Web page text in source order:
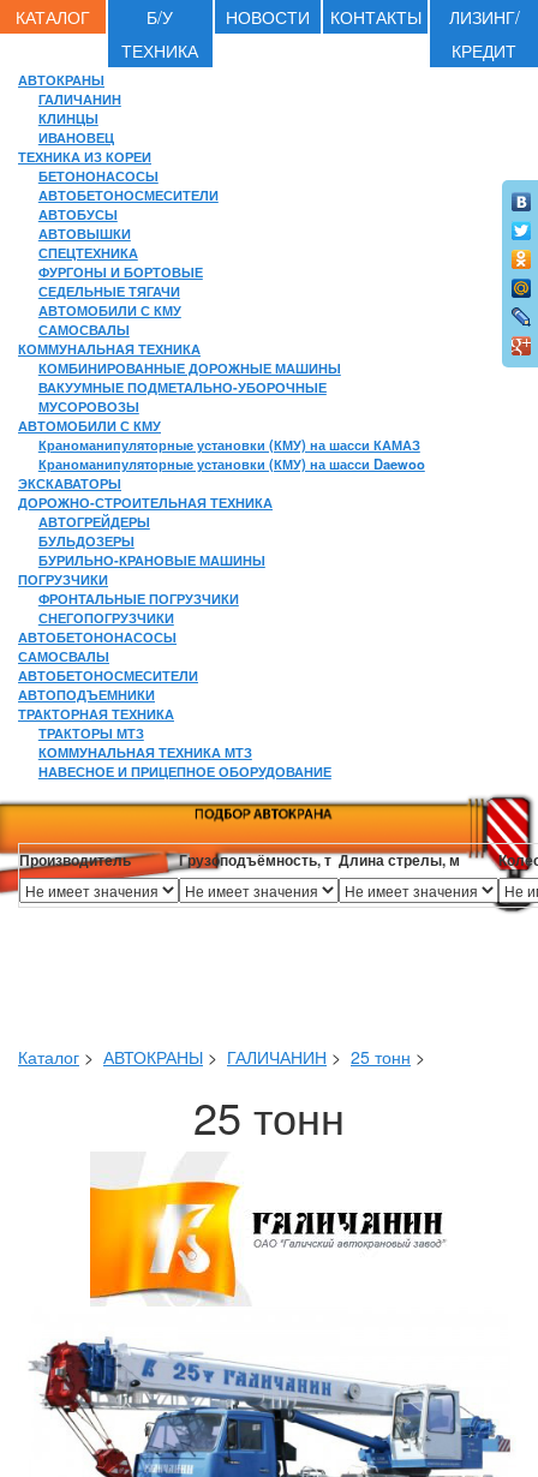
КАТАЛОГ
Б/У
ТЕХНИКА
НОВОСТИ КОНТАКТЫ
ЛИЗИНГ/
КРЕДИТ
АВТОКРАНЫ
ГАЛИЧАНИН
КЛИНЦЫ
ИВАНОВЕЦ
ТЕХНИКА ИЗ КОРЕИ
БЕТОНОНАСОСЫ
АВТОБЕТОНОСМЕСИТЕЛИ
АВТОБУСЫ
АВТОВЫШКИ
СПЕЦТЕХНИКА
ФУРГОНЫ И БОРТОВЫЕ
СЕДЕЛЬНЫЕ ТЯГАЧИ
АВТОМОБИЛИ С КМУ
САМОСВАЛЫ
КОММУНАЛЬНАЯ ТЕХНИКА
КОМБИНИРОВАННЫЕ ДОРОЖНЫЕ МАШИНЫ
ВАКУУМНЫЕ ПОДМЕТАЛЬНО-УБОРОЧНЫЕ
МУСОРОВОЗЫ
АВТОМОБИЛИ С КМУ
Краноманипуляторные установки (КМУ) на шасси КАМАЗ
Краноманипуляторные установки (КМУ) на шасси Daewoo
ЭКСКАВАТОРЫ
ДОРОЖНО-СТРОИТЕЛЬНАЯ ТЕХНИКА
АВТОГРЕЙДЕРЫ
БУЛЬДОЗЕРЫ
БУРИЛЬНО-КРАНОВЫЕ МАШИНЫ
ПОГРУЗЧИКИ
ФРОНТАЛЬНЫЕ ПОГРУЗЧИКИ
СНЕГОПОГРУЗЧИКИ
АВТОБЕТОНОНАСОСЫ
САМОСВАЛЫ
АВТОБЕТОНОСМЕСИТЕЛИ
АВТОПОДЪЕМНИКИ
ТРАКТОРНАЯ ТЕХНИКА
ТРАКТОРЫ МТЗ
КОММУНАЛЬНАЯ ТЕХНИКА МТЗ
НАВЕСНОЕ И ПРИЦЕПНОЕ ОБОРУДОВАНИЕ
Производитель Грузоподъёмность, т Длина стрелы, м
Каталог > АВТОКРАНЫ > ГАЛИЧАНИН > 25 тонн >
25 тонн